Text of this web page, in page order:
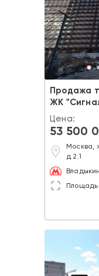
Продажа
ЖК
Цена:
53 500
Москва,
д.2.1